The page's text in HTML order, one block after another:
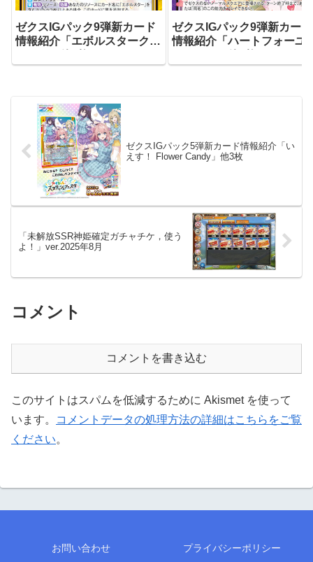
ゼクスIGパック9弾新カード
情報紹介「エボルスタークレ
ゼクスIGパック9弾新カード
情報紹介「ハートフォーユ
ゼクスIGパック5弾新カード情報紹介「い
えす！ Flower Candy」他3枚
「未解放SSR神姫確定ガチャチケ，使う
よ！」ver.2025年8月
コメント
コメントを書き込む
このサイトはスパムを低減するために Akismet を使って
います。
コメントデータの処理方法の詳細はこちらをご覧
ください。
お問い合わせ プライバシーポリシー